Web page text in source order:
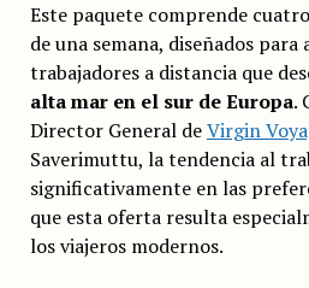
Este paquete comprende
de una semana, diseñados para
trabajadores a distancia que
alta mar en el sur de Europa.
Director General deVirgin
Saverimuttu, la tendencia al
significativamente en las
que esta oferta resulta
los viajeros modernos.